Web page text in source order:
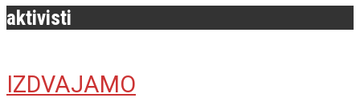
aktivisti
IZDVAJAMO